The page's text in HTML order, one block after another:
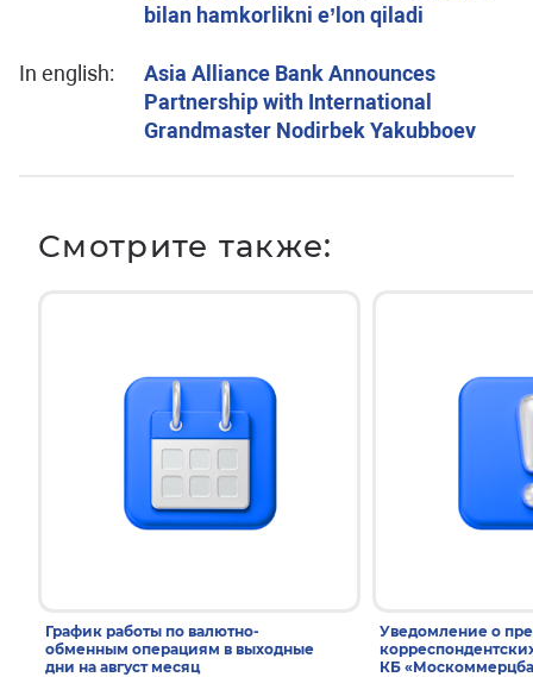
bilan hamkorlikni e’lon qiladi
In english:
Asia Alliance Bank Announces
Partnership with International
Grandmaster Nodirbek Yakubboev
Смотрите также:
График работы по валютно-
обменным операциям в выходные
дни на август месяц
Уведомление о
КБ